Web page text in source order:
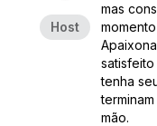
Host
mas
tenha
mão.